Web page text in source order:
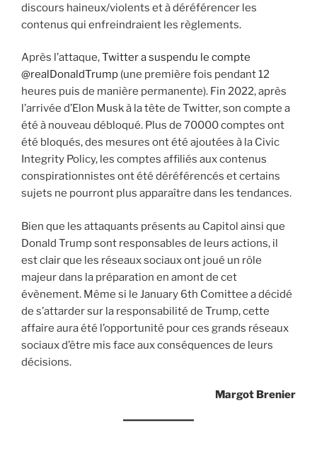
discours haineux/violents et à déréférencer les
contenus qui enfreindraient les règlements.
Après l’attaque,Twitter a suspendu le compte
@realDonaldTrump (une première fois pendant 12
heures puis de manière permanente). Fin 2022, après
l’arrivée d’Elon Musk à la tête de Twitter, son compte a
été à nouveau débloqué. Plus de 70000 comptes ont
été bloqués, des mesures ont été ajoutées à la Civic
Integrity Policy, les comptes affiliés aux contenus
conspirationnistes ont été déréférencés et certains
sujets ne pourront plus apparaître dans les tendances.
Bien que les attaquants présents au Capitol ainsi que
Donald Trump sont responsables de leurs actions, il
est clair que les réseaux sociaux ont joué un rôle
majeur dans la préparation en amont de cet
évènement. Même si le January 6th Comittee a décidé
de s’attarder sur la responsabilité de Trump, cette
affaire aura été l’opportunité pour ces grands réseaux
sociaux d’être mis face aux conséquences de leurs
décisions.
Margot Brenier